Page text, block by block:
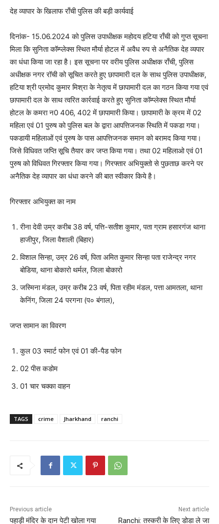
देह व्यापार के खिलाफ राँची पुलिस की बड़ी कार्यवाई
दिनांक- 15.06.2024 को पुलिस उपाधीक्षक महोदय हटिया राँची को गुप्त सूचना
मिला कि सुनिता कॉम्प्लेक्स स्थित मौर्या होटल में अवैध रुप से अनैतिक देह व्यपार
का धंधा किया जा रहा है। इस सूचना पर वरीय पुलिस अधीक्षक राँची, पुलिस
अधीक्षक नगर रॉची को सूचित करते हुए छापामारी दल के साथ पुलिस उपाधीक्षक,
हटिया श्री प्रमोद कुमार मिश्रा के नेतृत्व में छापामारी दल का गठन किया गया एवं
छापामारी दल के साथ त्वरित कार्रवाई करते हुए सुनिता कॉम्प्लेक्स स्थित मौर्या
होटल के कमरा न0 406, 402 में छापामारी किया। छापामारी के क्रम में 02
महिला एवं 01 पुरुष को पुलिस बल के द्वारा आपत्तिजनक स्थिति में पकडा गया।
पकडायी महिलाओं एवं पुरुष के पास आपत्तिजनक समान को बरामद किया गया।
जिसे विधिवत जप्ति सूचि तैयार कर जप्त किया गया। तथा 02 महिलाओ एवं 01
पुरुष को विधिवत गिरफ्तार किया गया। गिरफ्तार अभियुक्तो से पुछताछ करने पर
अनैतिक देह व्यापार का धंधा करने की बात स्वीकार किये है।
गिरफ्तार अभियुक्त का नाम
रीना देवी उम्र करीब 38 वर्ष, पत्ति-सतीश कुमार, पता ग्राम हसारगंज थाना
हाजीपुर, जिला वैशाली (बिहार)
विशाल सिन्हा, उम्र 26 वर्ष, पिता अमित कुमार सिन्हा पता राजेन्द्र नगर
बोडिया, थाना बोकारो थर्मल, जिला बोकारो
जस्मिना मंडल, उम्र करीब 23 वर्ष, पिता रहीम मंडल, पत्ता आमतला, थाना
केनिंग, जिला 24 परगना (प० बंगाल),
जप्त सामान का विवरण
कुल 03 स्मार्ट फोन एवं 01 की-पैड फोन
02 पीस कडोम
01 चार चक्का वाहन
TAGS crime Jharkhand ranchi
Previous article
पहाड़ी मंदिर के दान पेटी खोला गया
Next article
Ranchi: तस्करी के लिए डोडा ले जा